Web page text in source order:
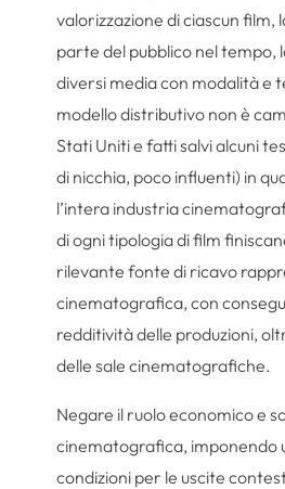
valorizzazione di ciascun film,
parte del pubblico nel tempo,
diversi media con modalità e
modello distributivo non è
Stati Uniti e fatti salvi alcuni
di nicchia, poco influenti) in
l’intera industria
di ogni tipologia di film
rilevante fonte di ricavo
cinematografica, con
redditività delle produzioni,
delle sale cinematografiche.
Negare il ruolo economico e
cinematografica, imponendo
condizioni per le uscite